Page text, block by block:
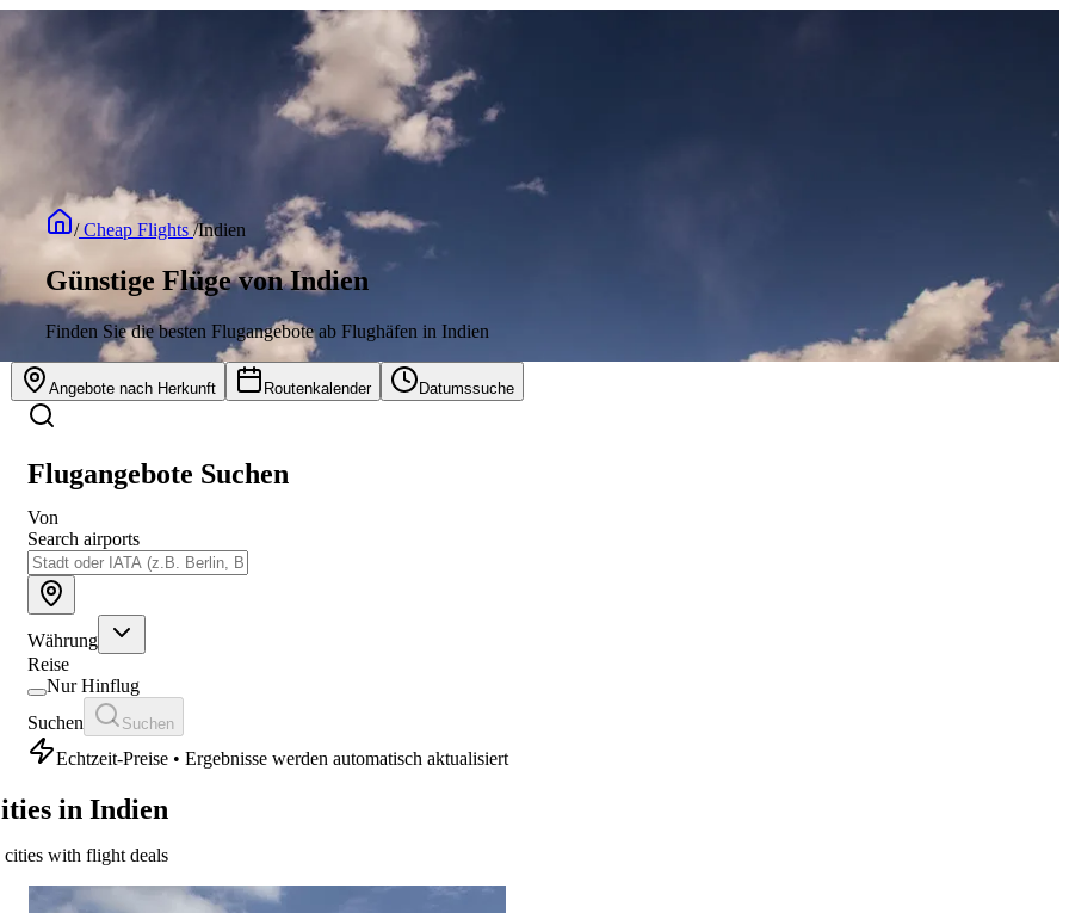
/Cheap Flights/Indien
Günstige Flüge von Indien
Finden Sie die besten Flugangebote ab Flughäfen in Indien
Angebote nach Herkunft Routenkalender Datumssuche
Flugangebote Suchen
Von
Search airports
Währung
Reise
Nur Hinflug
Suchen
Suchen
Echtzeit-Preise • Ergebnisse werden automatisch aktualisiert
in Indien
cities with flight deals